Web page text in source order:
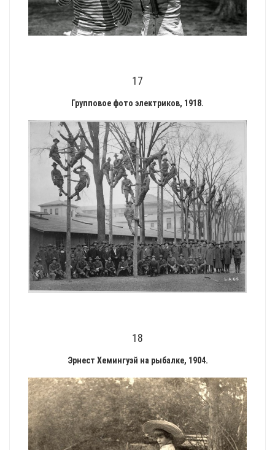
17
Групповое фото электриков, 1918.
18
Эрнест Хемингуэй на рыбалке, 1904.